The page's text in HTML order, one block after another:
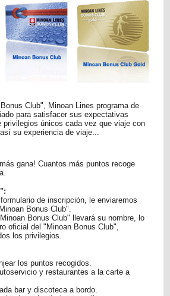
Club", Minoan Lines programa de
para satisfacer sus expectativas
privilegios únicos cada vez que viaje con
su experiencia de viaje...
gana! Cuantos más puntos recoge
de inscripción, le enviaremos
Bonus Club".
Bonus Club" llevará su nombre, lo
oficial del "Minoan Bonus Club",
los privilegios.
los puntos recogidos.
y restaurantes a la carte a
bar y discoteca a bordo.